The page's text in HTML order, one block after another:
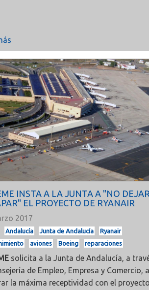
INSTA A LA JUNTA A "NO DEJAR
EL PROYECTO DE RYANAIR
2017
Andalucía Junta de Andalucía
Ryanair
aviones Boeing reparaciones
solicita a la Junta de Andalucía, a
de Empleo, Empresa y Comercio, a
la máxima receptividad con el proyecto